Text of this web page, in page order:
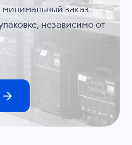
заказ
независимо от